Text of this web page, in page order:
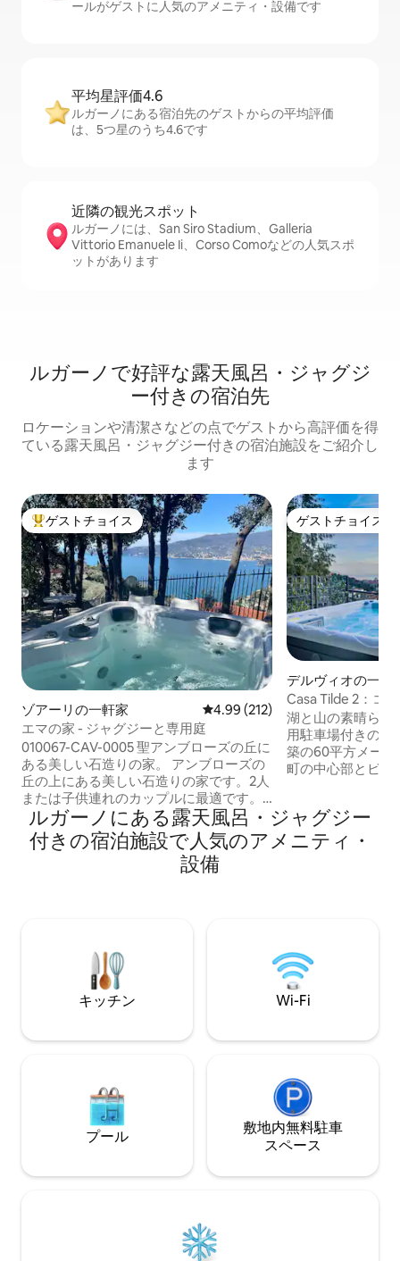
ールがゲストに人気のアメニティ・設備です
平均星評価4.6
ルガーノにある宿泊先のゲストからの平均評価
は、5つ星のうち4.6です
近隣の観光ス⁠ポ⁠ッ⁠ト
ルガーノには、San Siro Stadium、Galleria
Vittorio Emanuele Ii、Corso Comoなどの人気スポ
ットがあります
ルガーノで好評な露天風呂・ジャグジ
ー付きの宿泊先
ロケーションや清潔さなどの点でゲストから高評価を得
ている露天風呂・ジャグジー付きの宿泊施設をご紹介し
ます
大好評のゲストチョイスです。
ゲストチョイス
ゾアーリの一軒家 レビュー212件、5つ星中4.99つ
4.99 (212)
エマの家 - ジャグジーと専用庭
010067-CAV-0005 聖アンブローズの丘に
ある美しい石造りの家。 アンブローズの
丘の上にある美しい石造りの家です。2人
または子供連れのカップルに最適です。
専用アクセスと駐車場。 ポルトフィーノ
を見下ろす4人乗りのジャグジーを備えた
壮大な専用グローブ。 （ジャグジーは
01/05から30/09まで含まれています。オ
コーヒーテーブルを備えた別のプライベ
ートガーデンを見下ろすキッチン付きリ
ビングエリアで構成されています。
ゲストチョイス
ゲストチョイス
デルヴィオの一軒
Casa Tilde 2：コ
湖と山の素晴らし
用駐車場付きの一
築の60平方メー
町の中心部とビー
ン、コモ湖が見え
コニー付きのダ
ワー付きのバス
CNI-00025
ルガーノにある露天風呂・ジャグジー
付きの宿泊施設で人気のアメニティ・
設備
キッチン Wi-Fi
プール
敷地内無料駐⁠車
ス⁠ペ⁠ー⁠ス